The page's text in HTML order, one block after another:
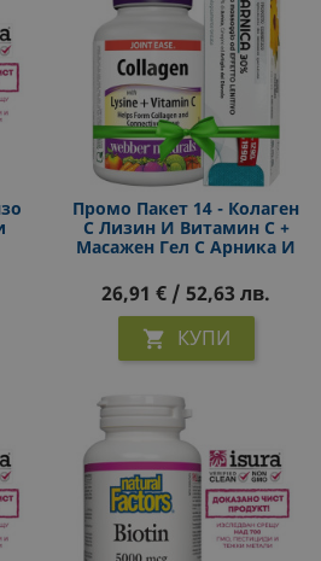
Промо Пакет 14 - Колаген
С Лизин И Витамин С +
Масажен Гел С Арника И
26,91 € / 52,63 лв.
 КУПИ